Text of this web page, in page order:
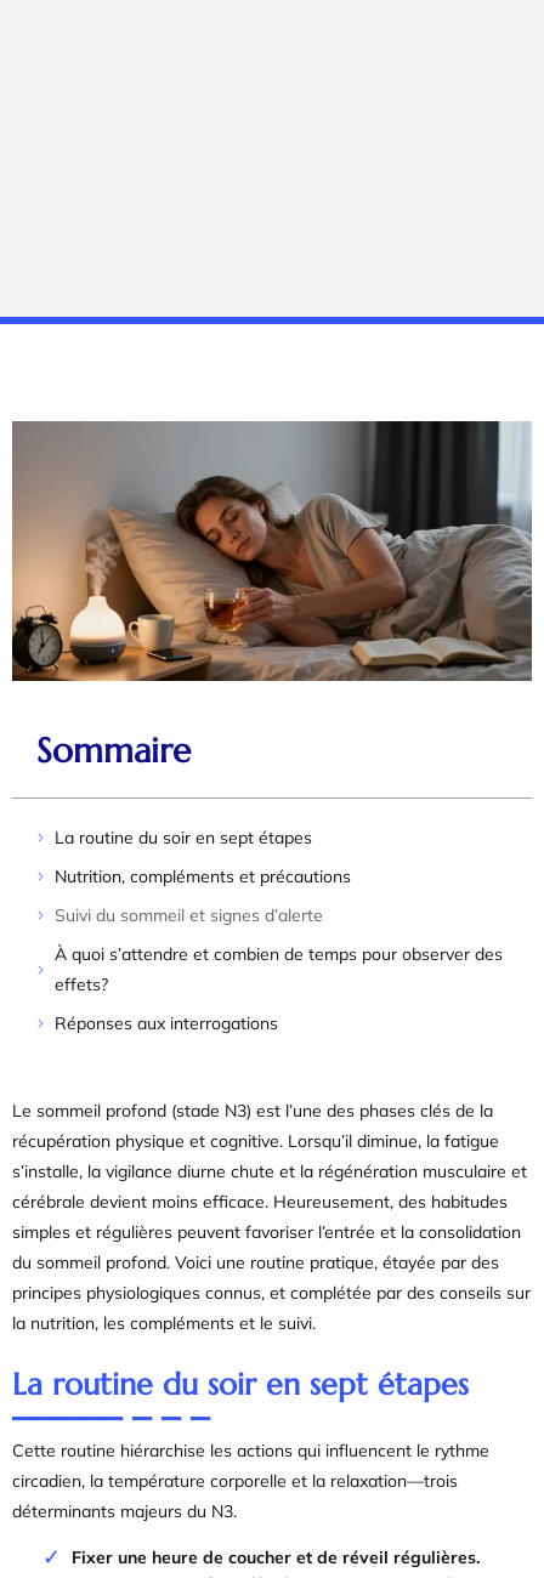
Sommaire
La routine du soir en sept étapes
Nutrition, compléments et précautions
Suivi du sommeil et signes d’alerte
À quoi s’attendre et combien de temps pour observer des
effets?
Réponses aux interrogations
Le sommeil profond (stade N3) est l’une des phases clés de la
récupération physique et cognitive. Lorsqu’il diminue, la fatigue
s’installe, la vigilance diurne chute et la régénération musculaire et
cérébrale devient moins efficace. Heureusement, des habitudes
simples et régulières peuvent favoriser l’entrée et la consolidation
du sommeil profond. Voici une routine pratique, étayée par des
principes physiologiques connus, et complétée par des conseils sur
la nutrition, les compléments et le suivi.
La routine du soir en sept étapes
Cette routine hiérarchise les actions qui influencent le rythme
circadien, la température corporelle et la relaxation—trois
déterminants majeurs du N3.
Fixer une heure de coucher et de réveil régulières.